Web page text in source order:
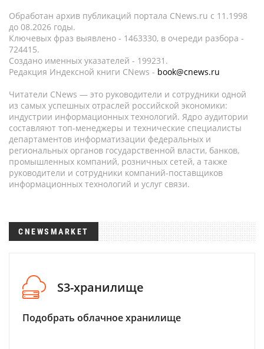
Обработан архив публикаций портала CNews.ru c 11.1998
до 08.2026 годы.
Ключевых фраз выявлено - 1463330, в очереди разбора -
724415.
Создано именных указателей - 199231.
Редакция Индексной книги CNews - book@cnews.ru
Читатели CNews — это руководители и сотрудники одной
из самых успешных отраслей российской экономики:
индустрии информационных технологий. Ядро аудитории
составляют топ-менеджеры и технические специалисты
департаментов информатизации федеральных и
региональных органов государственной власти, банков,
промышленных компаний, розничных сетей, а также
руководители и сотрудники компаний-поставщиков
информационных технологий и услуг связи.
CNEWSMARKET
S3-хранилище
Подобрать облачное хранилище